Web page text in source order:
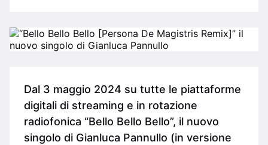
Dal 3 maggio 2024 su tutte le piattaforme
digitali di streaming e in rotazione
radiofonica “Bello Bello Bello”, il nuovo
singolo di Gianluca Pannullo (in versione